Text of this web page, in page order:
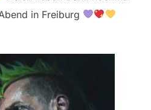
in Freiburg